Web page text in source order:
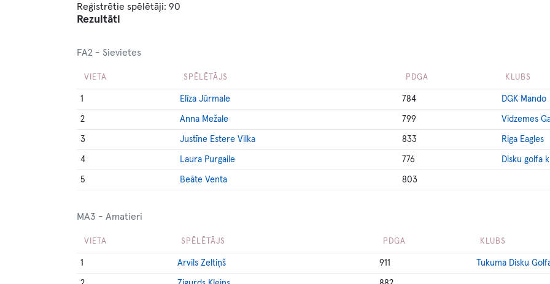
Reģistrētie spēlētāji: 90
Rezultāti
FA2 - Sievietes
VIETA SPĒLĒTĀJS PDGA KLUBS
1 Elīza Jūrmale 784 DGK Mando
2 Anna Mežale 799 Vidzemes
3 Justīne Estere Vilka 833 Riga Eagles
4 Laura Purgaile 776 Disku golfa
5 Beāte Venta 803
MA3 - Amatieri
VIETA SPĒLĒTĀJS PDGA KLUBS
1 Arvils Zeltiņš 911 Tukuma Disku